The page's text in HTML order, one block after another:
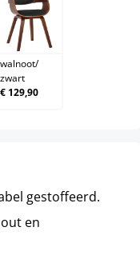
lichtgroen
walnoot/zwart
walnoot/
zwart
€ 129,90
gestoffeerd.
en